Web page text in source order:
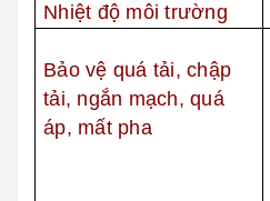
Nhiệt độ môi trường
Bảo vệ quá tải, chập
tải, ngắn mạch, quá
áp, mất pha